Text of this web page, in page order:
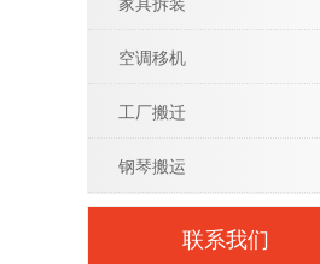
空调移机
工厂搬迁
钢琴搬运
联系我们